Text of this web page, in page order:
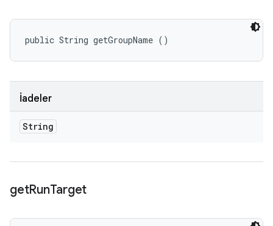
public String getGroupName ()
İadeler
String
getRunTarget